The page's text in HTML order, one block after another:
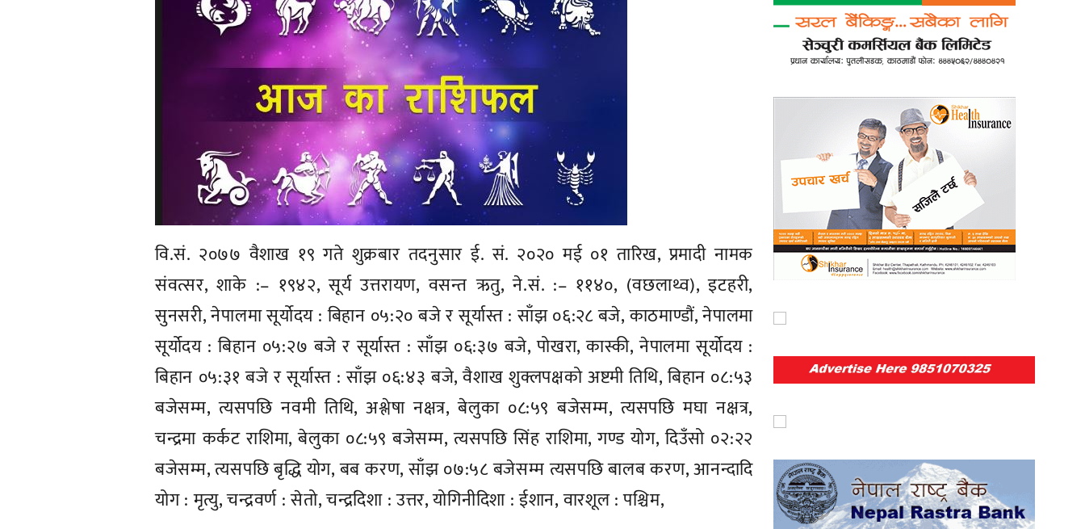
वि.सं. २०७७ वैशाख १९ गते शुक्रबार तदनुसार ई. सं. २०२० मई ०१ तारिख, प्रमादी नामक
संवत्सर, शाके :– १९४२, सूर्य उत्तरायण, वसन्त ऋतु, ने.सं. :– ११४०, (वछलाथ्व), इटहरी,
सुनसरी, नेपालमा सूर्योदय : बिहान ०५:२० बजे र सूर्यास्त : साँझ ०६:२८ बजे, काठमाण्डौं, नेपालमा
सूर्योदय : बिहान ०५:२७ बजे र सूर्यास्त : साँझ ०६:३७ बजे, पोखरा, कास्की, नेपालमा सूर्योदय :
बिहान ०५:३१ बजे र सूर्यास्त : साँझ ०६:४३ बजे, वैशाख शुक्लपक्षको अष्टमी तिथि, बिहान ०८:५३
बजेसम्म, त्यसपछि नवमी तिथि, अश्लेषा नक्षत्र, बेलुका ०८:५९ बजेसम्म, त्यसपछि मघा नक्षत्र,
चन्द्रमा कर्कट राशिमा, बेलुका ०८:५९ बजेसम्म, त्यसपछि सिंह राशिमा, गण्ड योग, दिउँसो ०२:२२
बजेसम्म, त्यसपछि बृद्धि योग, बब करण, साँझ ०७:५८ बजेसम्म त्यसपछि बालब करण, आनन्दादि
योग : मृत्यु, चन्द्रवर्ण : सेतो, चन्द्रदिशा : उत्तर, योगिनीदिशा : ईशान, वारशूल : पश्चिम,